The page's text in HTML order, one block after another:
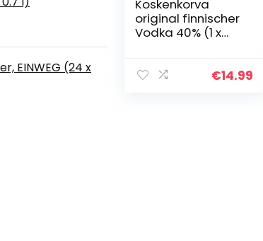
EINWEG (24 x
Koskenkorva
original finnischer
Vodka 40% (1 x
€14.99